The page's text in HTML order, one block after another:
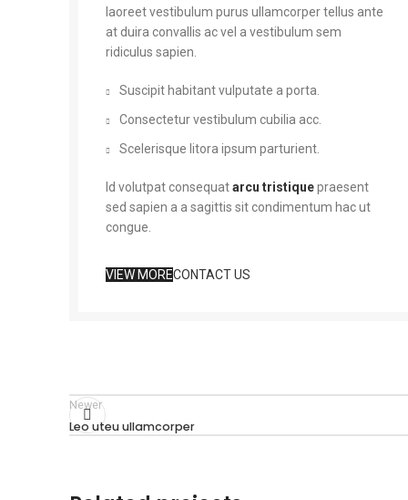
laoreet vestibulum purus ullamcorper tellus ante
at duira convallis ac vel a vestibulum sem
ridiculus sapien.
Suscipit habitant vulputate a porta.
Consectetur vestibulum cubilia acc.
Scelerisque litora ipsum parturient.
Id volutpat consequatarcu tristiquepraesent
sed sapien a a sagittis sit condimentum hac ut
congue.
VIEW MORECONTACT US
Newer
Leo uteu ullamcorper